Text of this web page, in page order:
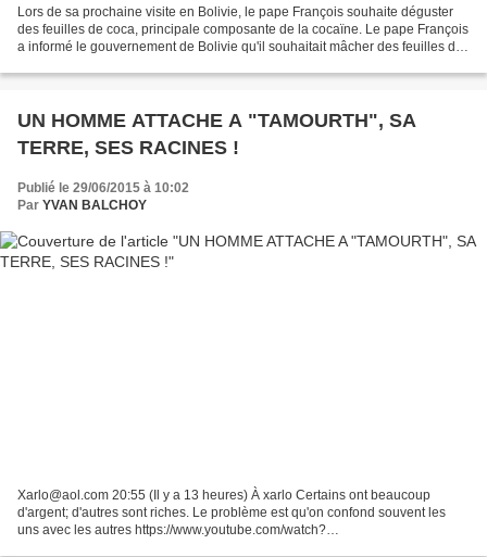
Lors de sa prochaine visite en Bolivie, le pape François souhaite déguster
des feuilles de coca, principale composante de la cocaïne. Le pape François
a informé le gouvernement de Bolivie qu'il souhaitait mâcher des feuilles de
UN HOMME ATTACHE A "TAMOURTH", SA
TERRE, SES RACINES !
Publié le 29/06/2015 à 10:02
Par YVAN BALCHOY
Xarlo@aol.com 20:55 (Il y a 13 heures) À xarlo Certains ont beaucoup
d'argent; d'autres sont riches. Le problème est qu'on confond souvent les
uns avec les autres https://www.youtube.com/watch?